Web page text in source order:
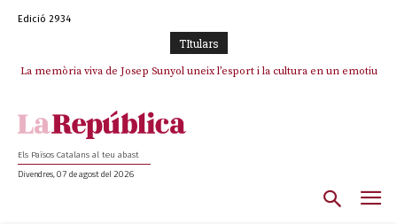
Edició 2934
TItulars
La memòria viva de Josep Sunyol uneix l’esport i la cultura en un emotiu
La “dignitat” a mitges de Marc Puigtió: renuncia a Girona pels àudios però
Els Països Catalans al teu abast
Divendres, 07 de agost del 2026